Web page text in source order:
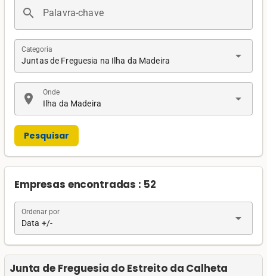
search Palavra-chave
Juntas de Freguesia na Ilha da Madeira
Categoria arrow_drop_down
location_on Ilha da Madeira
Onde arrow_drop_down
Pesquisar
Empresas encontradas : 52
Data +/-
Ordenar por arrow_drop_down
Junta de Freguesia do Estreito da Calheta